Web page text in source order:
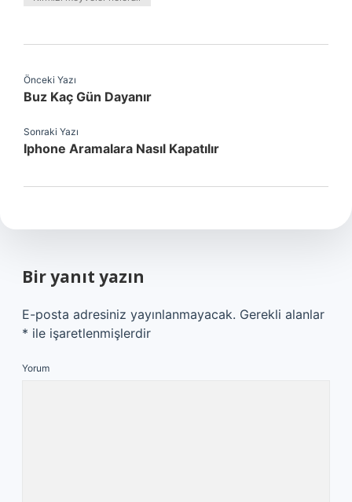
Önceki Yazı
Buz Kaç Gün Dayanır
Sonraki Yazı
Iphone Aramalara Nasıl Kapatılır
Bir yanıt yazın
E-posta adresiniz yayınlanmayacak. Gerekli alanlar
* ile işaretlenmişlerdir
Yorum